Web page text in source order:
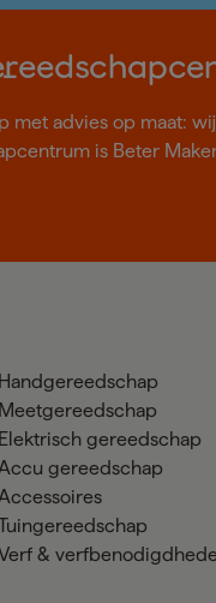
met advies op maat:
is Beter
Handgereedschap
Meetgereedschap
Elektrisch gereedschap
gereedschap
&